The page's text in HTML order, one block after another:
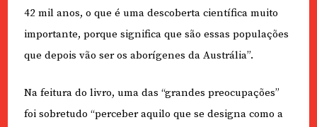
42 mil anos, o que é uma descoberta científica muito
importante, porque significa que são essas populações
que depois vão ser os aborígenes da Austrália”.
Na feitura do livro, uma das “grandes preocupações”
foi sobretudo “perceber aquilo que se designa como a